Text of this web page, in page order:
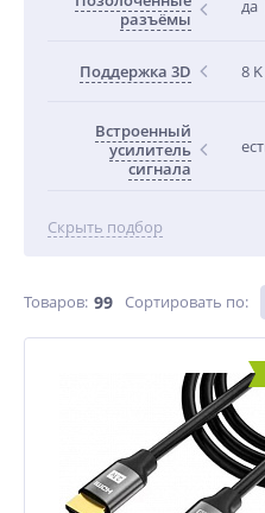
разъёмы
да
Поддержка 3D 8 K
Встроенный
усилитель
сигнала
Скрыть подбор
Товаров: 99 Сортировать по: